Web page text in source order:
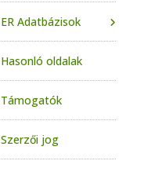
ER Adatbázisok
Hasonló oldalak
Támogatók
Szerzői jog